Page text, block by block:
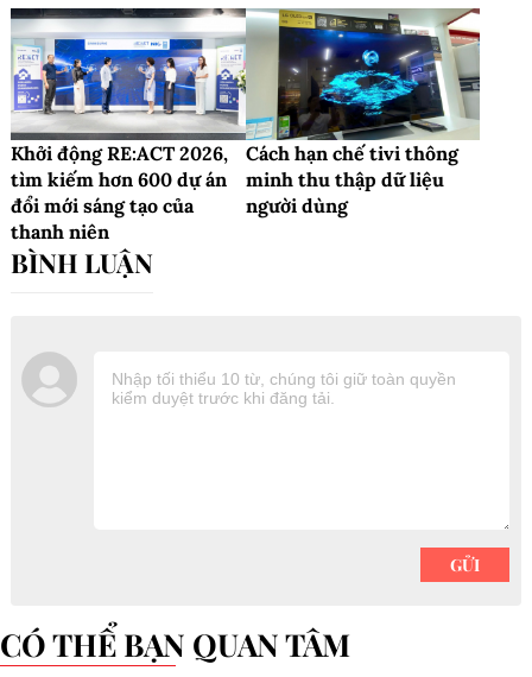
Khởi động RE:ACT 2026,
tìm kiếm hơn 600 dự án
đổi mới sáng tạo của
thanh niên
Cách hạn chế tivi thông
minh thu thập dữ liệu
người dùng
CÓ THỂ BẠN QUAN TÂM